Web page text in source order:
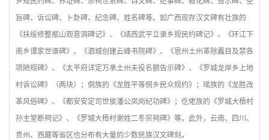
旨碑、诉讼碑、卜卦碑、纪念碑、姓名碑等。如广西现存汉文碑有壮族的
《扶绥修整瓶山观音洞碑记》、《靖西武平立录乡规民约碑记》、《环江下
南乡谭家世谱碑》、《泗城创建云峰书院碑》、《恩州土州革除蠹目及禁各
项陋规碑》、《太平府详定万承土州夫役名额告示碑》、《罗城龙岸乡上地
村诉讼碑》（两块）；侗族的《龙胜平等侗乡民众规约》；瑶族的《龙胜改
革风俗碑》、《都安安定司世侯潘公凤岗纪功碑》；仡佬族的《罗城大梧村
孙主堂断祠记》、《罗城大梧村谢姓二冬宗祠碑》等。此外，云南、四川、
贵州、西藏等省区也分布有大量的少数民族汉文碑刻。